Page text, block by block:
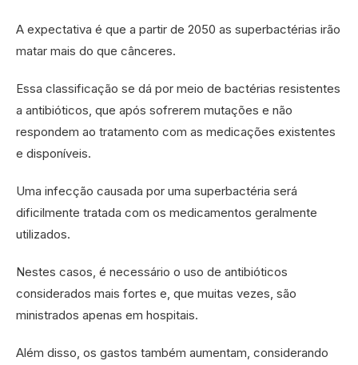
A expectativa é que a partir de 2050 as superbactérias irão
matar mais do que cânceres.
Essa classificação se dá por meio de bactérias resistentes
a antibióticos, que após sofrerem mutações e não
respondem ao tratamento com as medicações existentes
e disponíveis.
Uma infecção causada por uma superbactéria será
dificilmente tratada com os medicamentos geralmente
utilizados.
Nestes casos, é necessário o uso de antibióticos
considerados mais fortes e, que muitas vezes, são
ministrados apenas em hospitais.
Além disso, os gastos também aumentam, considerando